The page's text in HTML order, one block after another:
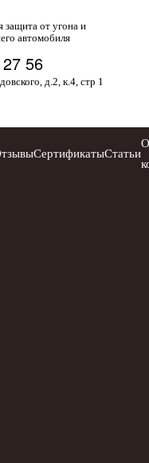
защита от угона и
автомобиля
56
д.2, к.4, стр 1
СертификатыСтатьи
О